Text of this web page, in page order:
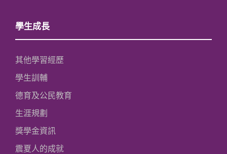
學生成長
其他學習經歷
學生訓輔
德育及公民教育
生涯規劃
獎學金資訊
震夏人的成就